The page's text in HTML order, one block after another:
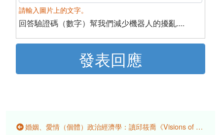
請輸入圖片上的文字。
回答驗證碼（數字）幫我們減少機器人的擾亂....
婚姻、愛情（個體）政治經濟學：讀邱筱喬《Visions of Marriage: Politics and Family on Kinmen, 1920–2020》